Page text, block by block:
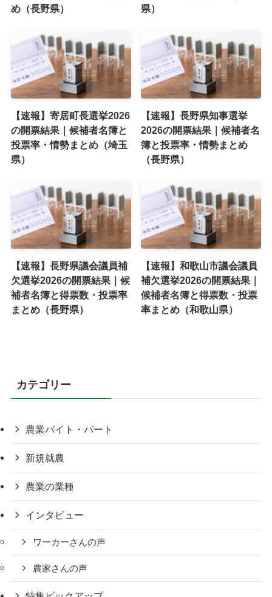
め（長野県）
県）
【速報】寄居町長選挙2026
の開票結果｜候補者名簿と
投票率・情勢まとめ（埼玉
県）
【速報】長野県知事選挙
2026の開票結果｜候補者名
簿と投票率・情勢まとめ
（長野県）
【速報】長野県議会議員補
欠選挙2026の開票結果｜候
補者名簿と得票数・投票率
まとめ（長野県）
【速報】和歌山市議会議員
補欠選挙2026の開票結果｜
候補者名簿と得票数・投票
率まとめ（和歌山県）
カテゴリー
農業バイト・パート
新規就農
農業の業種
インタビュー
ワーカーさんの声
農家さんの声